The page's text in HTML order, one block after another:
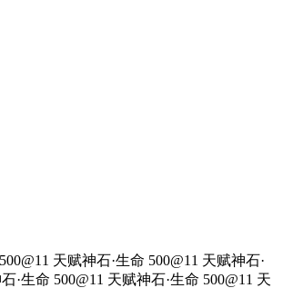
天赋神石·生命 500@11 天赋神石·
·生命 500@11 天赋神石·生命 500@11 天